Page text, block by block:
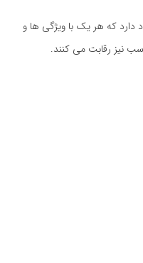
دارد که هر یک با ویژگی‌ ها و
نیز رقابت می‌ کنند.